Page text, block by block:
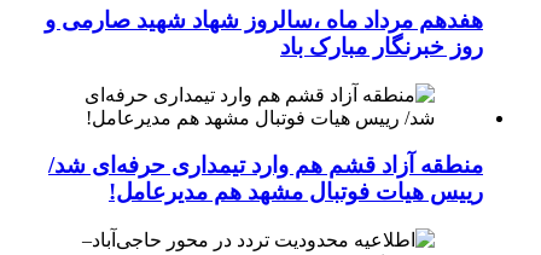
هفدهم مرداد ماه ،سالروز شهاد شهید صارمی و
روز خبرنگار مبارک باد
منطقه آزاد قشم هم وارد تیمداری حرفه‌ای شد/
رییس هیات فوتبال مشهد هم مدیرعامل!